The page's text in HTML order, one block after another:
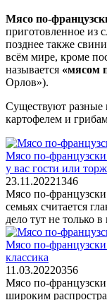
Мясо по-
приготовленное из
позднее также
всём мире, кроме
называется «мясом
Орлов»).
Существуют разные
картофелем и
Мясо по-
у вас гости или
23.11.20221346
Мясо по-
семьях считается
дело тут не только
Мясо по-
классика
11.03.20220356
Мясо по-
широким